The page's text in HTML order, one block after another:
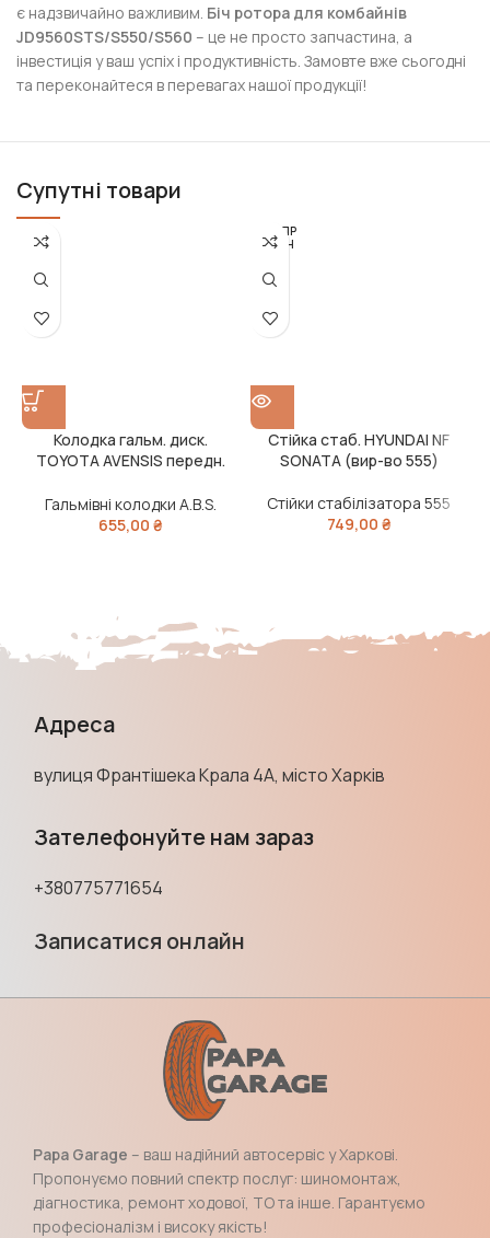
є надзвичайно важливим. Біч ротора для комбайнів
JD9560STS/S550/S560 – це не просто запчастина, а
інвестиція у ваш успіх і продуктивність. Замовте вже сьогодні
та переконайтеся в перевагах нашої продукції!
Супутні товари
Колодка гальм. диск.
TOYOTA AVENSIS передн.
Гальмівні колодки A.B.S.
655,00 ₴
РОЗПР
ОДАН
Стійка стаб. HYUNDAI NF
SONATA (вир-во 555)
Стійки стабілізатора 555
749,00 ₴
Адреса
вулиця Франтішека Крала 4А, місто Харків
Зателефонуйте нам зараз
+380775771654
Записатися онлайн
Papa Garage – ваш надійний автосервіс у Харкові.
Пропонуємо повний спектр послуг: шиномонтаж,
діагностика, ремонт ходової, ТО та інше. Гарантуємо
професіоналізм і високу якість!